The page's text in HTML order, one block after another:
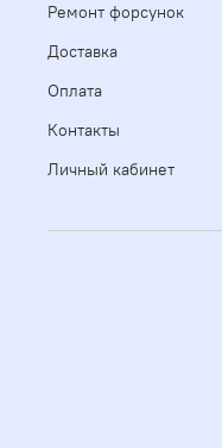
Ремонт форсунок
Доставка
Оплата
Контакты
Личный кабинет